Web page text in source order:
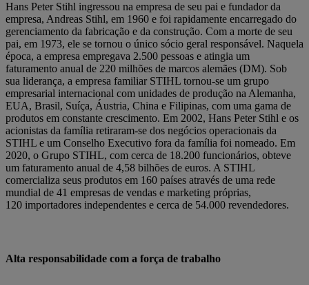
Hans Peter Stihl ingressou na empresa de seu pai e fundador da
empresa, Andreas Stihl, em 1960 e foi rapidamente encarregado do
gerenciamento da fabricação e da construção. Com a morte de seu
pai, em 1973, ele se tornou o único sócio geral responsável. Naquela
época, a empresa empregava 2.500 pessoas e atingia um
faturamento anual de 220 milhões de marcos alemães (DM). Sob
sua liderança, a empresa familiar STIHL tornou-se um grupo
empresarial internacional com unidades de produção na Alemanha,
EUA, Brasil, Suíça, Áustria, China e Filipinas, com uma gama de
produtos em constante crescimento. Em 2002, Hans Peter Stihl e os
acionistas da família retiraram-se dos negócios operacionais da
STIHL e um Conselho Executivo fora da família foi nomeado. Em
2020, o Grupo STIHL, com cerca de 18.200 funcionários, obteve
um faturamento anual de 4,58 bilhões de euros. A STIHL
comercializa seus produtos em 160 países através de uma rede
mundial de 41 empresas de vendas e marketing próprias,
120 importadores independentes e cerca de 54.000 revendedores.
Alta responsabilidade com a força de trabalho